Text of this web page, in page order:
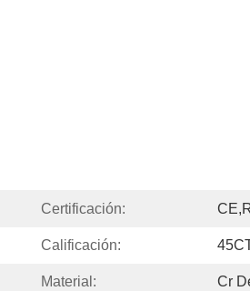
Certificación:
Calificación:
Material: Cr